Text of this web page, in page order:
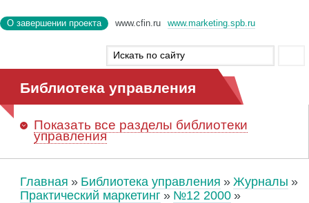
О завершении проекта www.cfin.ru www.marketing.spb.ru
Библиотека управления
Показать все разделы библиотеки
управления
Главная Библиотека управления
Журналы
Практический маркетинг
№12 2000